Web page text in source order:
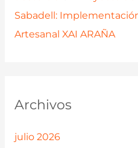
Sabadell:
Artesanal XAI ARAÑA
Archivos
julio 2026